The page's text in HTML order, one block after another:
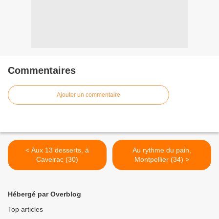
Commentaires
Ajouter un commentaire
< Aux 13 desserts, à
Caveirac (30)
Au rythme du pain,
Montpellier (34) >
Hébergé par Overblog
Top articles